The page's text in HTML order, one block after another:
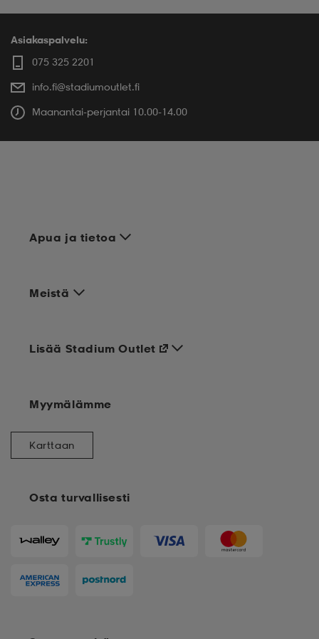
Asiakaspalvelu:
075 325 2201
info.fi@stadiumoutlet.fi
Maanantai-perjantai 10.00-14.00
Apua ja tietoa
Meistä
Osta turvallisesti
Lisää Stadium Outlet
Myymälämme
Karttaan